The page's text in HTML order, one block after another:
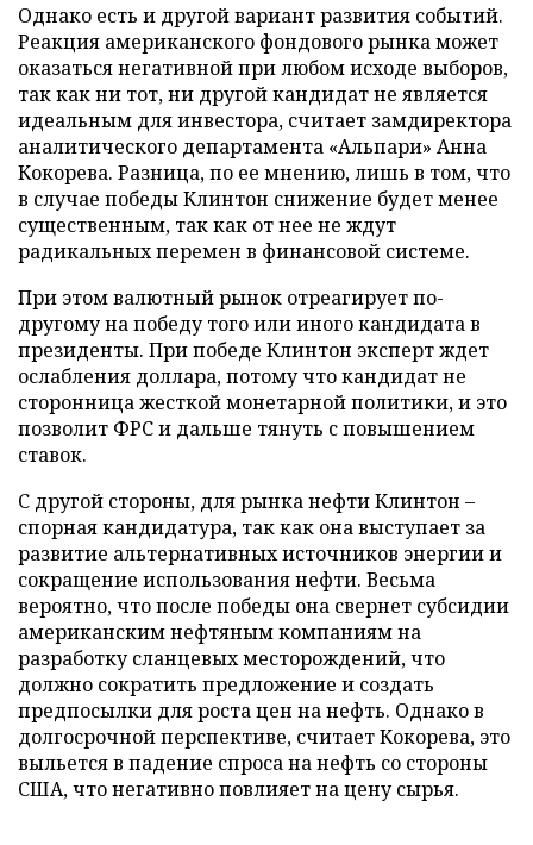
Однако есть и другой вариант развития событий.
Реакция американского фондового рынка может
оказаться негативной при любом исходе выборов,
так как ни тот, ни другой кандидат не является
идеальным для инвестора, считает замдиректора
аналитического департамента «Альпари» Анна
Кокорева. Разница, по ее мнению, лишь в том, что
в случае победы Клинтон снижение будет менее
существенным, так как от нее не ждут
радикальных перемен в финансовой системе.
При этом валютный рынок отреагирует по-
другому на победу того или иного кандидата в
президенты. При победе Клинтон эксперт ждет
ослабления доллара, потому что кандидат не
сторонница жесткой монетарной политики, и это
позволит ФРС и дальше тянуть с повышением
ставок.
С другой стороны, для рынка нефти Клинтон –
спорная кандидатура, так как она выступает за
развитие альтернативных источников энергии и
сокращение использования нефти. Весьма
вероятно, что после победы она свернет субсидии
американским нефтяным компаниям на
разработку сланцевых месторождений, что
должно сократить предложение и создать
предпосылки для роста цен на нефть. Однако в
долгосрочной перспективе, считает Кокорева, это
выльется в падение спроса на нефть со стороны
США, что негативно повлияет на цену сырья.